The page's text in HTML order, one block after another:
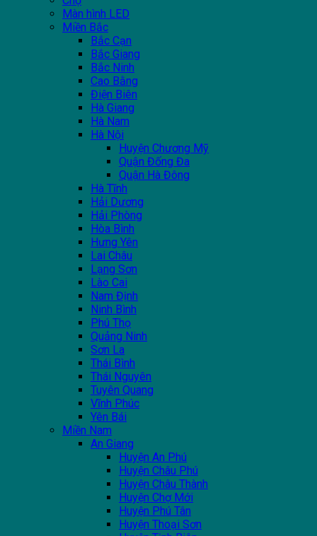
Màn hình LED
Miền Bắc
Bắc Cạn
Bắc Giang
Bắc Ninh
Cao Bằng
Điện Biên
Hà Giang
Hà Nam
Hà Nội
Huyện Chương Mỹ
Quận Đống Đa
Quận Hà Đông
Hà Tĩnh
Hải Dương
Hải Phòng
Hòa Bình
Hưng Yên
Lai Châu
Lạng Sơn
Lào Cai
Nam Định
Ninh Bình
Phú Thọ
Quảng Ninh
Sơn La
Thái Bình
Thái Nguyên
Tuyên Quang
Vĩnh Phúc
Yên Bái
Miền Nam
An Giang
Huyện An Phú
Huyện Châu Phú
Huyện Châu Thành
Huyện Chợ Mới
Huyện Phú Tân
Huyện Thoại Sơn